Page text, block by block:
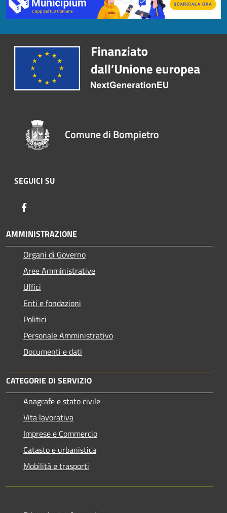
Comune di Bompietro
SEGUICI SU
AMMINISTRAZIONE
Organi di Governo
Aree Amministrative
Uffici
Enti e fondazioni
Politici
Personale Amministrativo
Documenti e dati
CATEGORIE DI SERVIZIO
Anagrafe e stato civile
Vita lavorativa
Imprese e Commercio
Catasto e urbanistica
Mobilità e trasporti